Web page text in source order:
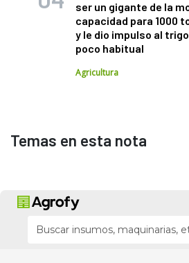
ser un gigante de la
capacidad para 1000
y le dio impulso al
poco habitual
Agricultura
Temas en esta nota